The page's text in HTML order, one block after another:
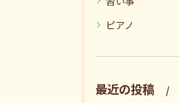
ピアノ
最近の投稿